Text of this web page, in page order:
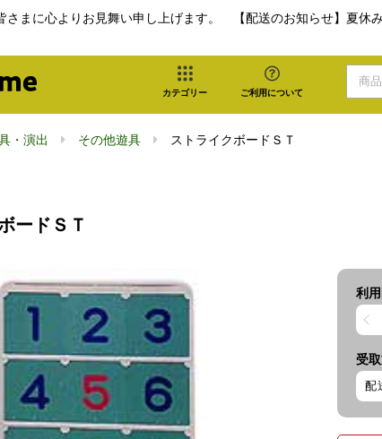
さまに心よりお見舞い申し上げます。 【配送のお知らせ】夏
カテゴリー ご利用について
・演出 その他遊具 ストライクボードＳＴ
ードＳＴ
利
受